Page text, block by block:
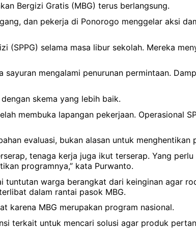
Bergizi Gratis (MBG) terus berlangsung.
dan pekerja di Ponorogo menggelar aksi
(SPPG) selama masa libur sekolah. Mereka
mengalami penurunan permintaan.
skema yang lebih baik.
membuka lapangan pekerjaan. Operasional
evaluasi, bukan alasan untuk menghentikan
tenaga kerja juga ikut terserap. Yang
programnya,” kata Purwanto.
tuntutan warga berangkat dari keinginan agar
dalam rantai pasok MBG.
karena MBG merupakan program nasional.
terkait untuk mencari solusi agar produk